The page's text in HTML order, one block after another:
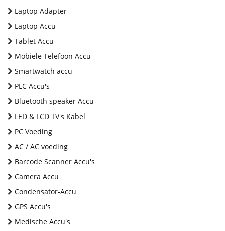
Laptop Adapter
Laptop Accu
Tablet Accu
Mobiele Telefoon Accu
Smartwatch accu
PLC Accu's
Bluetooth speaker Accu
LED & LCD TV's Kabel
PC Voeding
AC / AC voeding
Barcode Scanner Accu's
Camera Accu
Condensator-Accu
GPS Accu's
Medische Accu's